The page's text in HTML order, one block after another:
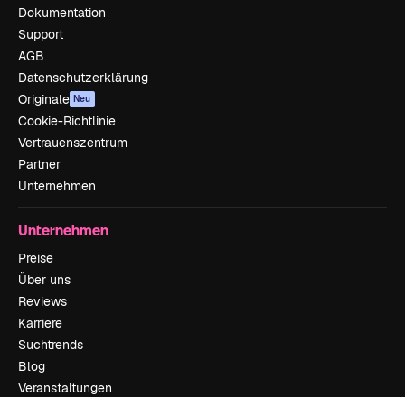
Dokumentation
Support
AGB
Datenschutzerklärung
Originale Neu
Cookie-Richtlinie
Vertrauenszentrum
Partner
Unternehmen
Unternehmen
Preise
Über uns
Reviews
Karriere
Suchtrends
Blog
Veranstaltungen